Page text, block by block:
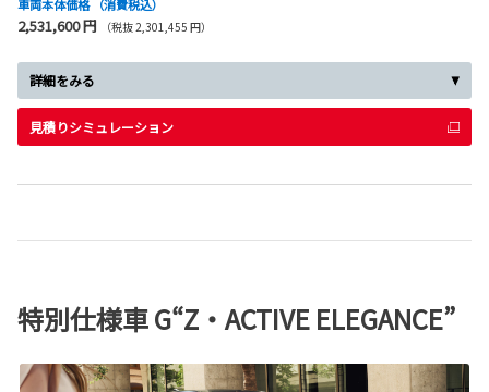
車両本体価格 （消費税込）
2,531,600 円 （税抜 2,301,455 円）
詳細をみる
見積りシミュレーション
特別仕様車 G“Z・ACTIVE ELEGANCE”